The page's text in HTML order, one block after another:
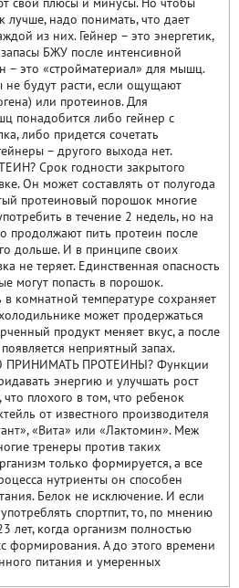
лучше, надо понимать, что дает
из них. Гейнер – это энергетик,
БЖУ после интенсивной
– это «стройматериал» для мышц.
будут расти, если ощущают
или протеинов. Для
понадобится либо гейнер с
либо придется сочетать
– другого выхода нет.
Срок годности закрытого
Он может составлять от полугода
протеиновый порошок многие
в течение 2 недель, но на
продолжают пить протеин после
дольше. И в принципе своих
не теряет. Единственная опасность
могут попасть в порошок.
комнатной температуре сохраняет
может продержаться
продукт меняет вкус, а после
неприятный запах.
ПРОТЕИНЫ? Функции
энергию и улучшать рост
плохого в том, что ребенок
от известного производителя
«Вита» или «Лактомин». Меж
тренеры против таких
только формируется, а все
нутриенты он способен
Белок не исключение. И если
спортпит, то, по мнению
лет, когда организм полностью
формирования. А до этого времени
питания и умеренных